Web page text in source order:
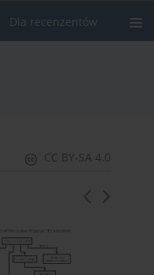
Dla recenzentów
CC BY-SA 4.0